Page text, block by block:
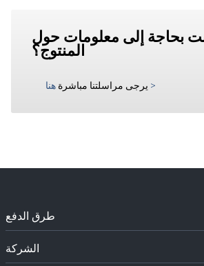
بحاجة إلى معلومات حول
المنتوج؟
يرجى مراسلتنا مباشرة هنا >
طرق الدفع
الشركة